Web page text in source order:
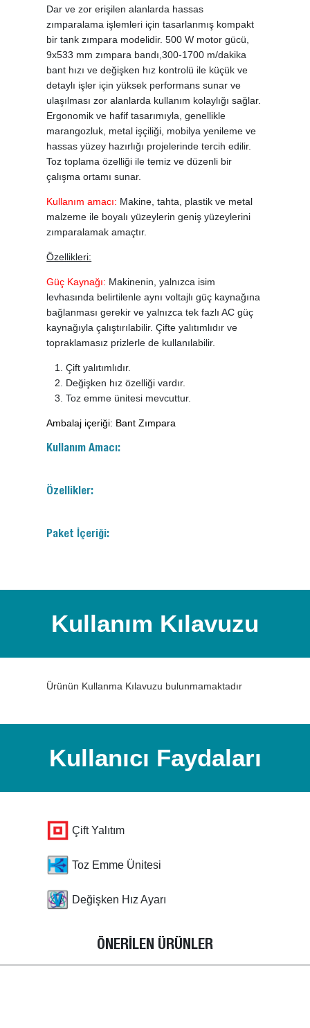
Dar ve zor erişilen alanlarda hassas
zımparalama işlemleri için tasarlanmış kompakt
bir tank zımpara modelidir. 500 W motor gücü,
9x533 mm zımpara bandı,300-1700 m/dakika
bant hızı ve değişken hız kontrolü ile küçük ve
detaylı işler için yüksek performans sunar ve
ulaşılması zor alanlarda kullanım kolaylığı sağlar.
Ergonomik ve hafif tasarımıyla, genellikle
marangozluk, metal işçiliği, mobilya yenileme ve
hassas yüzey hazırlığı projelerinde tercih edilir.
Toz toplama özelliği ile temiz ve düzenli bir
çalışma ortamı sunar.
Kullanım amacı: Makine, tahta, plastik ve metal
malzeme ile boyalı yüzeylerin geniş yüzeylerini
zımparalamak amaçtır.
Özellikleri:
Güç Kaynağı: Makinenin, yalnızca isim
levhasında belirtilenle aynı voltajlı güç kaynağına
bağlanması gerekir ve yalnızca tek fazlı AC güç
kaynağıyla çalıştırılabilir. Çifte yalıtımlıdır ve
topraklamasız prizlerle de kullanılabilir.
Çift yalıtımlıdır.
Değişken hız özelliği vardır.
Toz emme ünitesi mevcuttur.
Ambalaj içeriği: Bant Zımpara
Kullanım Amacı:
Özellikler:
Paket İçeriği:
Kullanım Kılavuzu
Ürünün Kullanma Kılavuzu bulunmamaktadır
Kullanıcı Faydaları
Çift Yalıtım
Toz Emme Ünitesi
Değişken Hız Ayarı
ÖNERİLEN ÜRÜNLER